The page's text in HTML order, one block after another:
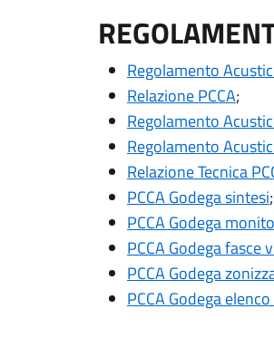
Regolamento
Relazione PCCA;
Regolamento
Regolamento
Relazione Tecnica
PCCA Godega sintesi;
PCCA Godega
PCCA Godega fasce
PCCA Godega
PCCA Godega